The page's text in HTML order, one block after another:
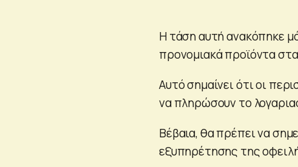
Η τάση αυτή ανακόπηκε
προνομιακά προϊόντα
Αυτό σημαίνει ότι οι
να πληρώσουν το
Βέβαια, θα πρέπει να
εξυπηρέτησης της